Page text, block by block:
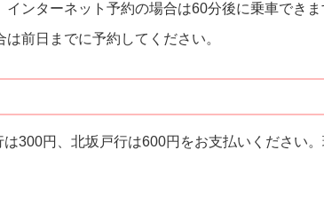
ンターネット予約の場合は60分後に乗車できま
前日までに予約してください。
300円、北坂戸行は600円をお支払いください。